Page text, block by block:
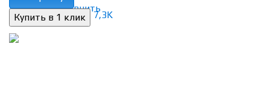
избранное сравнить